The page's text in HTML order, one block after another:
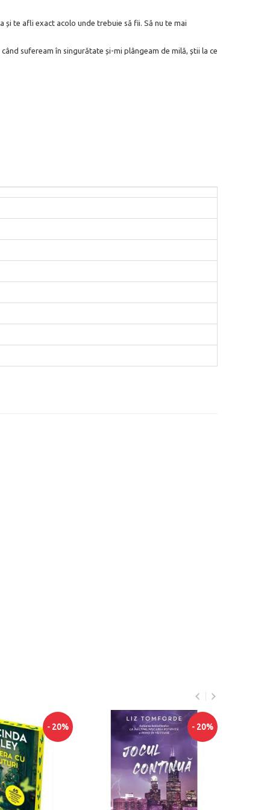
și te afli exact acolo unde trebuie să fii. Să nu te mai
sufeream în singurătate și-mi plângeam de milă, știi la ce
- 20%
Furtuni de vara
6490
lei
Adauga